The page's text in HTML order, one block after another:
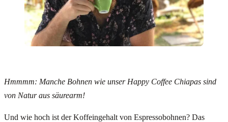
Hmmmm: Manche Bohnen wie unser Happy Coffee Chiapas sind
von Natur aus säurearm!
Und wie hoch ist der Koffeingehalt von Espressobohnen? Das